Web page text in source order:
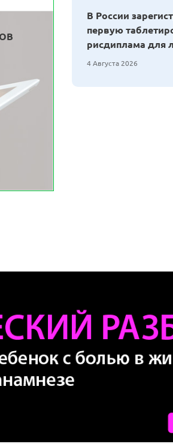
В России
первую
рисдиплама для
4 Августа 2026